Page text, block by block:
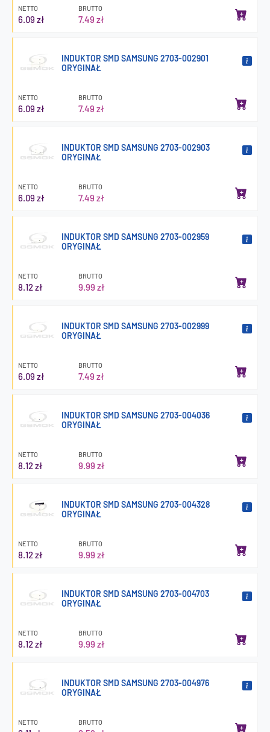
NETTO
6.09 zł
BRUTTO
7.49 zł
INDUKTOR SMD SAMSUNG 2703-002901
ORYGINAŁ
NETTO
6.09 zł
BRUTTO
7.49 zł
INDUKTOR SMD SAMSUNG 2703-002903
ORYGINAŁ
NETTO
6.09 zł
BRUTTO
7.49 zł
INDUKTOR SMD SAMSUNG 2703-002959
ORYGINAŁ
NETTO
8.12 zł
BRUTTO
9.99 zł
INDUKTOR SMD SAMSUNG 2703-002999
ORYGINAŁ
NETTO
6.09 zł
BRUTTO
7.49 zł
INDUKTOR SMD SAMSUNG 2703-004036
ORYGINAŁ
NETTO
8.12 zł
BRUTTO
9.99 zł
INDUKTOR SMD SAMSUNG 2703-004328
ORYGINAŁ
NETTO
8.12 zł
BRUTTO
9.99 zł
INDUKTOR SMD SAMSUNG 2703-004703
ORYGINAŁ
NETTO
8.12 zł
BRUTTO
9.99 zł
INDUKTOR SMD SAMSUNG 2703-004976
ORYGINAŁ
NETTO BRUTTO